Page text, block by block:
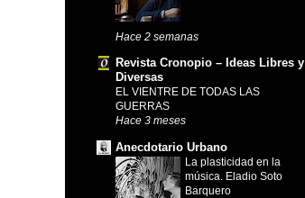
Hace 2 semanas
Revista Cronopio – Ideas Libres y
Diversas
EL VIENTRE DE TODAS LAS
GUERRAS
Hace 3 meses
Anecdotario Urbano
La plasticidad en la
música. Eladio Soto
Barquero